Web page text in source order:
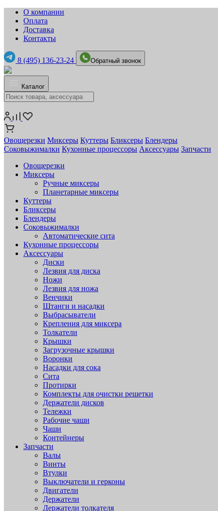
О компании
Оплата
Доставка
Контакты
8 (495) 136-23-24 Обратный звонок
Каталог
Овощерезки Миксеры Куттеры Бликсеры Блендеры
Соковыжималки Кухонные процессоры Аксессуары Запчасти
Овощерезки
Миксеры
Ручные миксеры
Планетарные миксеры
Куттеры
Бликсеры
Блендеры
Соковыжималки
Автоматические сита
Кухонные процессоры
Аксессуары
Диски
Лезвия для диска
Ножи
Лезвия для ножа
Венчики
Штанги и насадки
Выбрасыватели
Крепления для миксера
Толкатели
Крышки
Загрузочные крышки
Воронки
Насадки для сока
Сита
Протирки
Комплекты для очистки решетки
Держатели дисков
Тележки
Рабочие чаши
Чаши
Контейнеры
Запчасти
Валы
Винты
Втулки
Выключатели и герконы
Двигатели
Держатели
Держатели толкателя